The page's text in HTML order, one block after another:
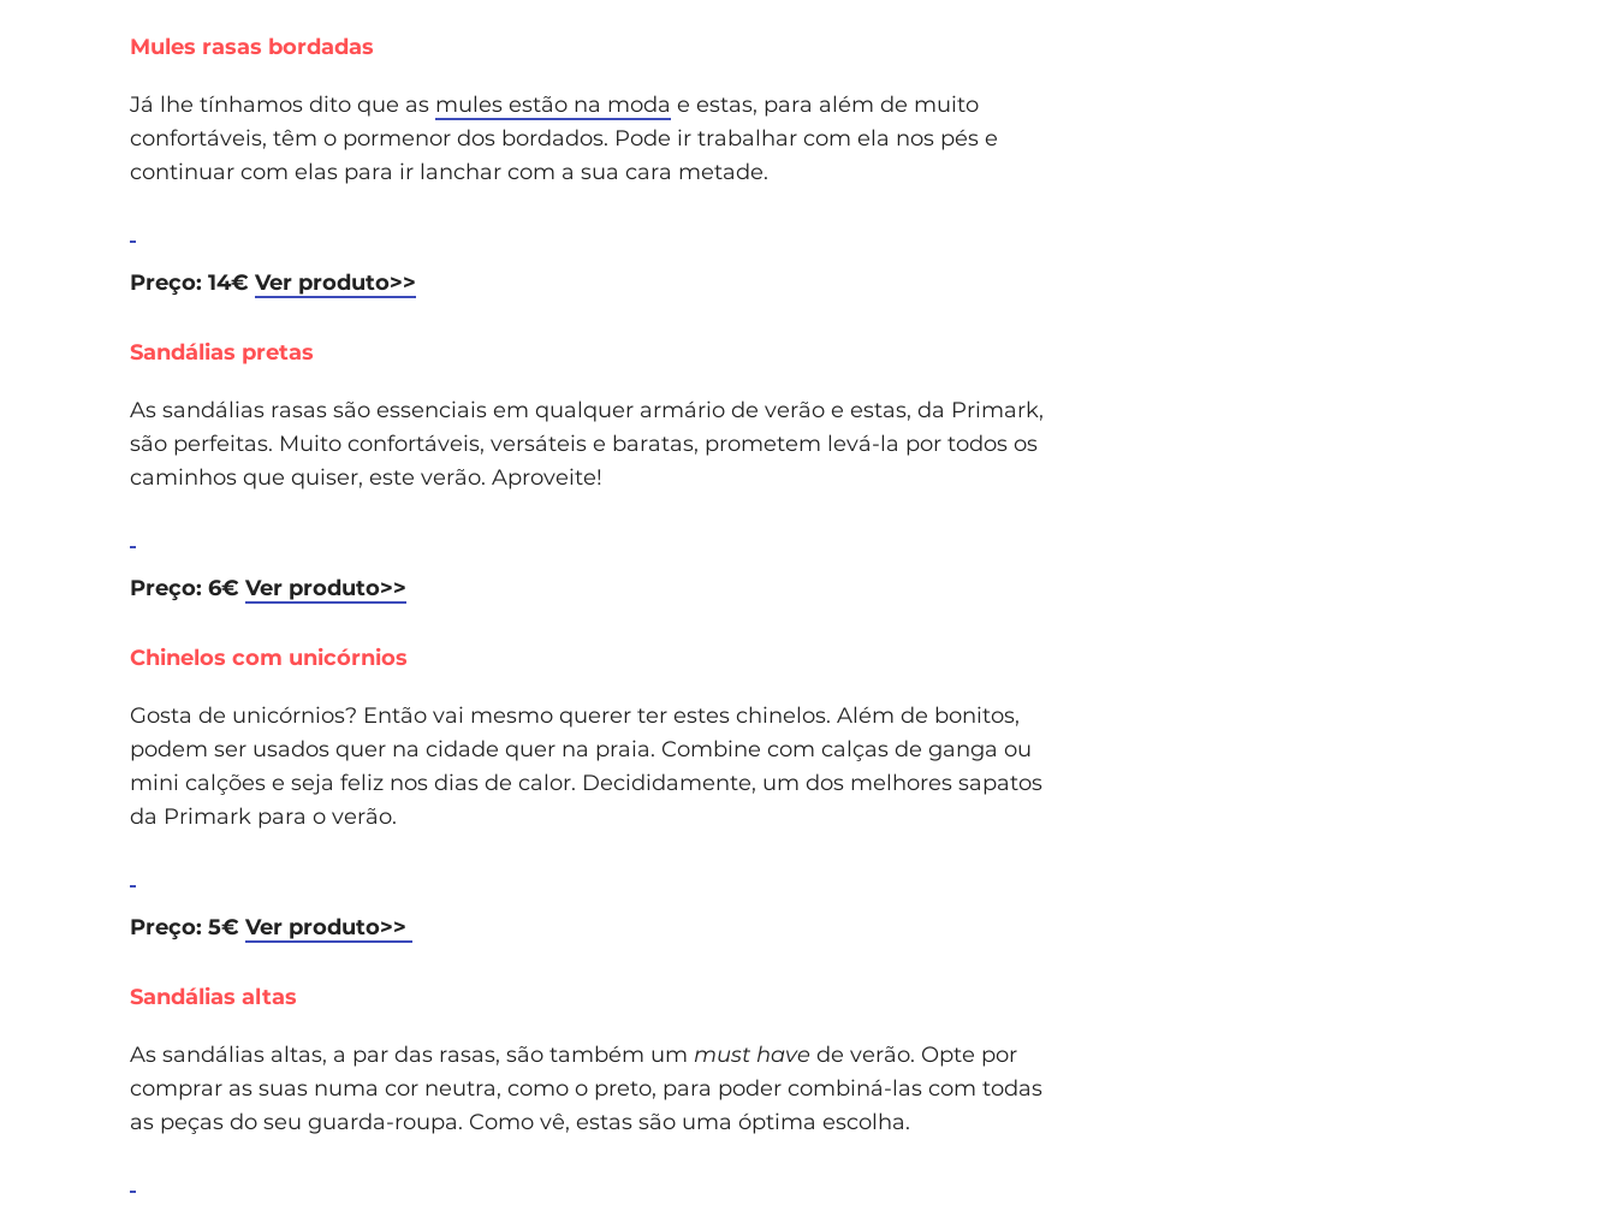
Mules rasas bordadas
Já lhe tínhamos dito que as mules estão na moda e estas, para além de muito
confortáveis, têm o pormenor dos bordados. Pode ir trabalhar com ela nos pés e
continuar com elas para ir lanchar com a sua cara metade.
Preço: 14€ Ver produto>>
Sandálias pretas
As sandálias rasas são essenciais em qualquer armário de verão e estas, da Primark,
são perfeitas. Muito confortáveis, versáteis e baratas, prometem levá-la por todos os
caminhos que quiser, este verão. Aproveite!
Preço: 6€ Ver produto>>
Chinelos com unicórnios
Gosta de unicórnios? Então vai mesmo querer ter estes chinelos. Além de bonitos,
podem ser usados quer na cidade quer na praia. Combine com calças de ganga ou
mini calções e seja feliz nos dias de calor. Decididamente, um dos melhores sapatos
da Primark para o verão.
Preço: 5€ Ver produto>>
Sandálias altas
As sandálias altas, a par das rasas, são também um must have de verão. Opte por
comprar as suas numa cor neutra, como o preto, para poder combiná-las com todas
as peças do seu guarda-roupa. Como vê, estas são uma óptima escolha.